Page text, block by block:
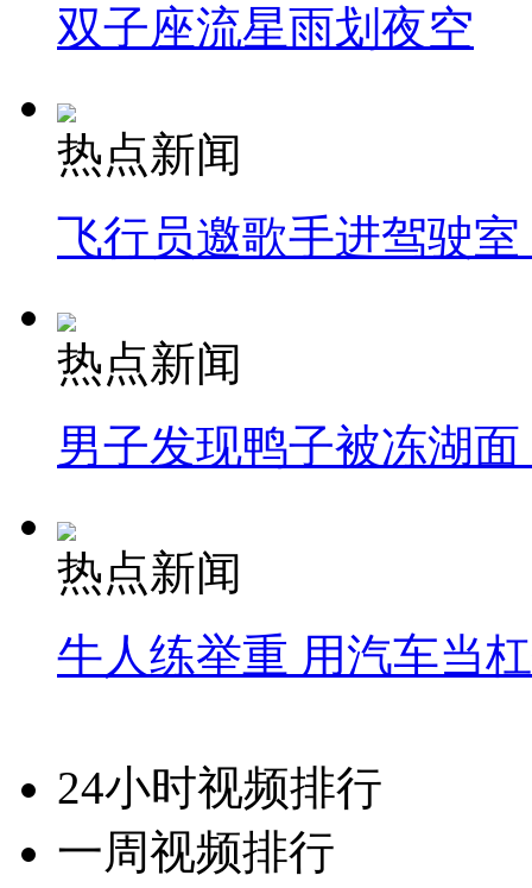
双子座流星雨划夜空
热点新闻
飞行员邀歌手进驾驶
热点新闻
男子发现鸭子被冻湖
热点新闻
牛人练举重 用汽车当
24小时视频排行
一周视频排行